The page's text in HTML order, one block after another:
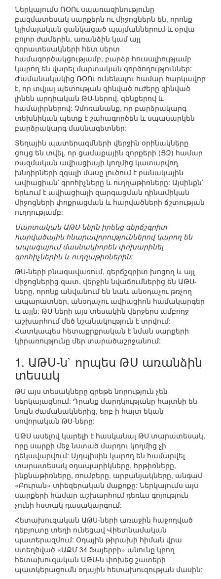
Ներկայումս ՌՕՈւ սպառազինությունը
բազմատեսակ սարքերն ու միջոցներն են, որոնք
կլիմայական ցանկացած պայմաններում և օրվա
բոլոր ժամերին, առանձին կամ այլ
զորատեսակների հետ սերտ
համագործակցությամբ, բարձր հուսալիությամբ
կարող են վարել մարտական գործողություններ:
Ժամանակակից ՌՕՈւ ունենալու համար հարկավոր
է, որ տվյալ պետության զինված ուժերը զինված
լինեն արդիական ԹՍ-ներով, զենքերով և
համալիրներով: Չմոռանանք, որ բարձրակարգ
տեխնիկան պետք է շահագործեն և սպասարկեն
բարձրակարգ մասնագետներ:
Տեղային պատերազմների վերջին օրինակները
ցույց են տվել, որ ցամաքային զորքերի (ՑԶ) համար
ռազմական ավիացիայի կողմից կատարվող
խնդիրների զգալի մասը լուծում է բանակային
ավիացիան՝ գրոհիչները և ուղղաթիռները: Այսինքն՝
երևում է ավիացիայի զարգացման դինամիկան
միջոցների փոքրացման և հարվածների ճշտության
ուղղությամբ:
Մարտական ԱԹՍ-ներն իրենց գերճշգրիտ
հարվածային հնարավորություններով կարող են
ապագայում մասնակիորեն փոխարինել
գրոհիչներին և ուղղաթիռներին:
ԹՍ-ների բնագավառում, գերճշգրիտ խոցող և այլ
միջոցներից զատ, վերջին նվաճումներից են ԱԹՍ-
ները, որոնք անվանում են նաև անօդաչու թռչող
ապարատներ, անօդաչու ավիացիոն համակարգեր
և այլն: ԹՍ-ների այս տեսակին վերջերս ամբողջ
աշխարհում մեծ նշանակություն է տրվում:
Հատկապես հետաքրքրական է նման սարքերի
կիրառությունը մեր տարածաշրջանում:
1. ԱԹՍ-ն` որպես ԹՍ առանձին
տեսակ
ԹՍ այս տեսակները գրեթե նորություն չեն
ներկայացնում: Դրանք մարդկությանը հայտնի են
նույն ժամանակներից, երբ ի հայտ եկան
սովորական ԹՍ-ները:
ԱԹՍ ասելով կարելի է հասկանալ ԹՍ տարատեսակ,
որը սարքի մեջ նստած մարդու կողմից չի
ղեկավարվում: Այդպիսին կարող են համարվել
տարատեսակ օդապարիկները, հրթիռները,
ինքնաթիռները, ռումբերը, արբանյակները, անգամ
«Բուրան» տիեզերական մաքոքը: Ներկայումս այս
սարքերի համար աշխարհում դեռևս գոյություն
չունի հստակ դասակարգում:
Հետախուզական ԱԹՍ-ների առաջին հաջողված
դեբյուտը տեղի ունեցավ Վիետնամական
պատերազմում: Օդային թիրախի հիման վրա
ստեղծված «ԱՔՄ 34 Ֆայերբի» անունը կրող
հետախուզական ԱԹՍ-ն փոխեց շատերի
պատկերացումն օդային հետախուզության մասին: